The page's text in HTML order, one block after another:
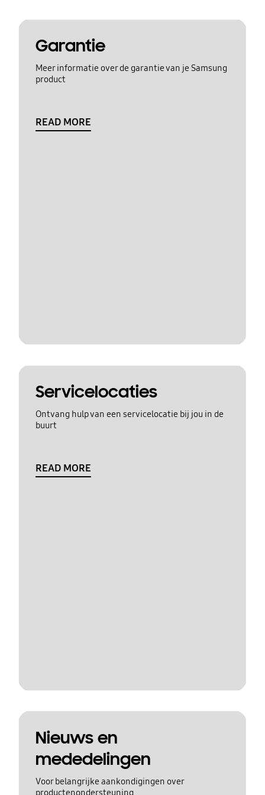
Garantie
Meer informatie over de garantie van je Samsung
product
READ MORE
Servicelocaties
Ontvang hulp van een servicelocatie bij jou in de
buurt
READ MORE
Nieuws en
mededelingen
Voor belangrijke aankondigingen over
productenondersteuning